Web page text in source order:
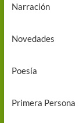
Narración
Novedades
Poesía
Primera Persona